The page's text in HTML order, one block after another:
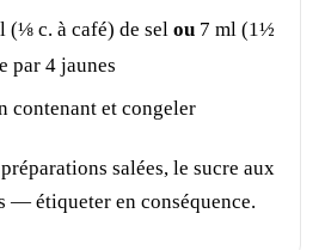
(⅛ c. à café) de selou 7 ml (1½
par 4 jaunes
contenant et congeler
salées, le sucre aux
— étiqueter en conséquence.